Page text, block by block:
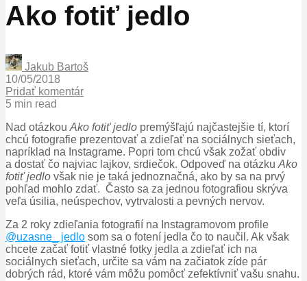
Ako fotiť jedlo
Jakub Bartoš
10/05/2018
Pridať komentár
5 min read
Nad otázkou Ako fotiť jedlo premýšľajú najčastejšie tí, ktorí
chcú fotografie prezentovať a zdieľať na sociálnych sieťach,
napríklad na Instagrame. Popri tom chcú však zožať obdiv
a dostať čo najviac lajkov, srdiečok. Odpoveď na otázku Ako
fotiť jedlo však nie je taká jednoznačná, ako by sa na prvý
pohľad mohlo zdať. Často sa za jednou fotografiou skrýva
veľa úsilia, neúspechov, vytrvalosti a pevných nervov.
Za 2 roky zdieľania fotografií na Instagramovom profile
@uzasne_ jedlo som sa o fotení jedla čo to naučil. Ak však
chcete začať fotiť vlastné fotky jedla a zdieľať ich na
sociálnych sieťach, určite sa vám na začiatok zíde pár
dobrých rád, ktoré vám môžu pomôcť zefektívniť vašu snahu.